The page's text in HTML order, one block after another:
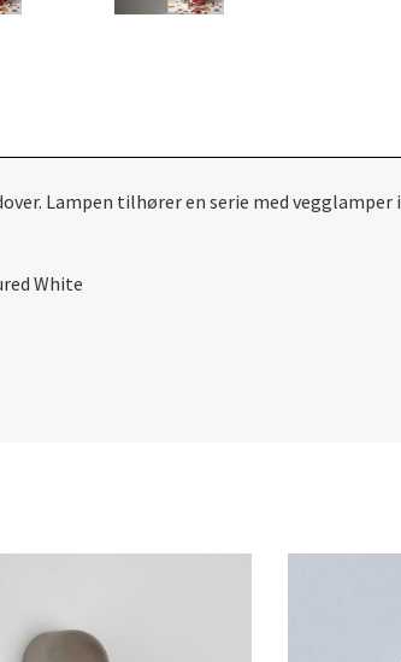
Lampen tilhører en serie med vegglamper
White